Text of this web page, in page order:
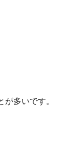
多いです。